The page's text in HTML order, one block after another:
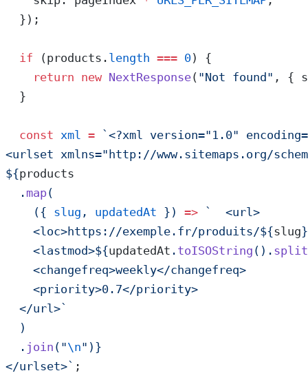
  });
  if
(products. length === 0) {
    return
new NextResponse( "Not found" , {
  }
  const
xml = `<?xml version="1.0"
<urlset xmlns="http://www.sitemaps.org/
${products
  .
map(
    ({
slug , updatedAt }) => `  <url>
    <loc>https://exemple.fr/produits/${
slug
    <lastmod>${
updatedAt . toISOString (). split
    <changefreq>weekly</changefreq>
    <priority>0.7</priority>
  </url>`
  )
  .
join ( "\n" ) }
</urlset>` ;